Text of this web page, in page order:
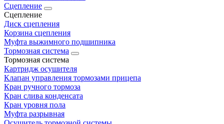
Сцепление
Сцепление
Диск сцепления
Корзина сцепления
Муфта выжимного подшипника
Тормозная система
Тормозная система
Картридж осушителя
Клапан управления тормозами прицепа
Кран ручного тормоза
Кран слива конденсата
Кран уровня пола
Муфта разрывная